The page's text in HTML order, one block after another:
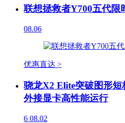
联想拯救者Y700五代限
08.06
优惠直达 >
骁龙X2 Elite突破图形
外接显卡高性能运行
6 08.02